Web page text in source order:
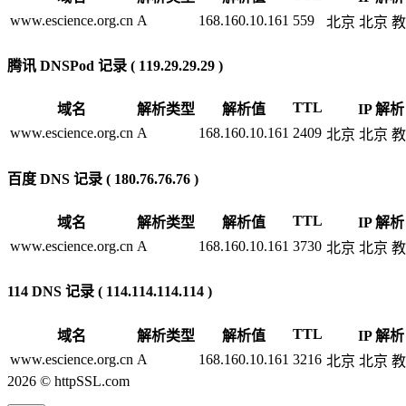
www.escience.org.cn A 168.160.10.161 559 北京 北京
腾讯 DNSPod 记录 ( 119.29.29.29 )
域名 解析类型 解析值 TTL
IP 解析
www.escience.org.cn A 168.160.10.161 2409 北京 北京
百度 DNS 记录 ( 180.76.76.76 )
域名 解析类型 解析值 TTL
IP 解析
www.escience.org.cn A 168.160.10.161 3730 北京 北京
114 DNS 记录 ( 114.114.114.114 )
域名 解析类型 解析值 TTL
IP 解析
www.escience.org.cn A 168.160.10.161 3216 北京 北京
2026 © httpSSL.com